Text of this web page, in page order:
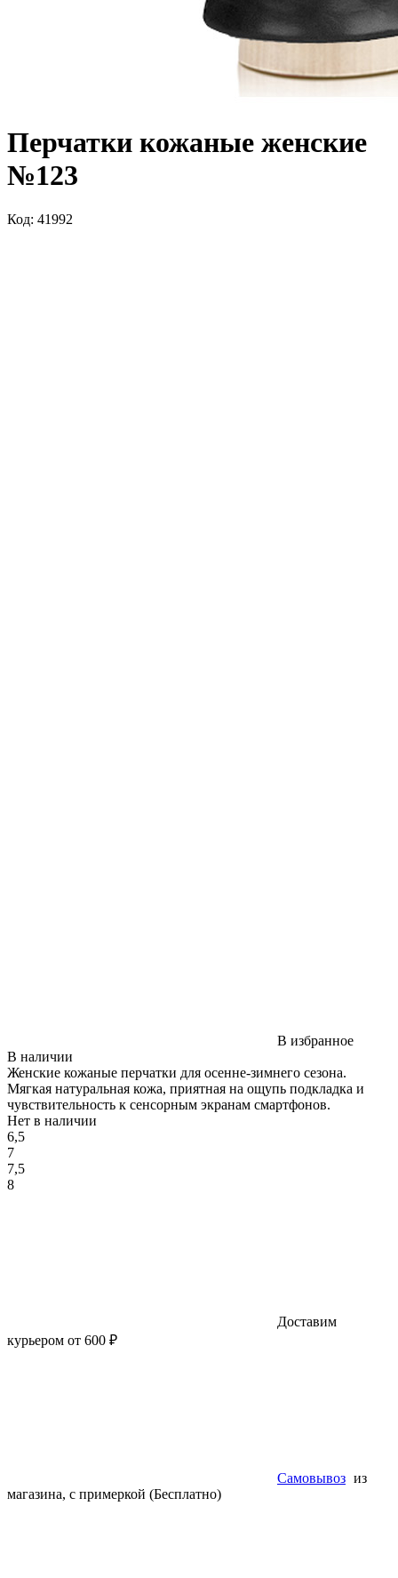
Перчатки кожаные женские
№123
Код: 41992
В избранное
В наличии
Женские кожаные перчатки для осенне-зимнего сезона.
Мягкая натуральная кожа, приятная на ощупь подкладка и
чувствительность к сенсорным экранам смартфонов.
Нет в наличии
6,5
7
7,5
8
Доставим
курьером от 600 ₽
Самовывоз из
магазина, с примеркой (Бесплатно)